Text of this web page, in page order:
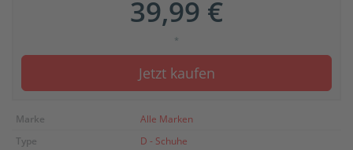
39,99 €
*
Jetzt kaufen
Marke
Alle Marken
Type
D - Schuhe